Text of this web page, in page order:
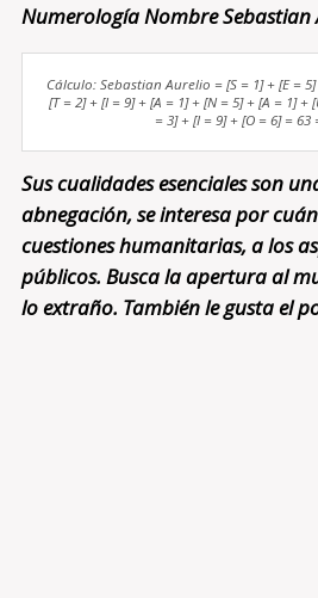
Numerología Nombre Sebastian
Cálculo: Sebastian Aurelio = [S = 1] + [E =
[T = 2] + [I = 9] + [A = 1] + [N = 5] + [A = 1] +
= 3] + [I = 9] + [O = 6] = 63
Sus cualidades esenciales son
abnegación, se interesa por
cuestiones humanitarias, a los
públicos. Busca la apertura al
lo extraño. También le gusta el